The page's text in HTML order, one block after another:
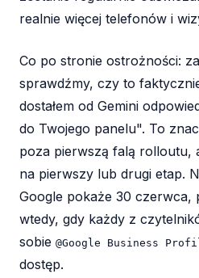
realnie więcej telefonów i
Co po stronie ostrożności:
sprawdźmy, czy to
dostałem od Gemini
do Twojego panelu". To
poza pierwszą falą rolloutu,
na pierwszy lub drugi etap.
Google pokaże 30 czerwca,
wtedy, gdy każdy z
sobie @Google Business
dostęp.